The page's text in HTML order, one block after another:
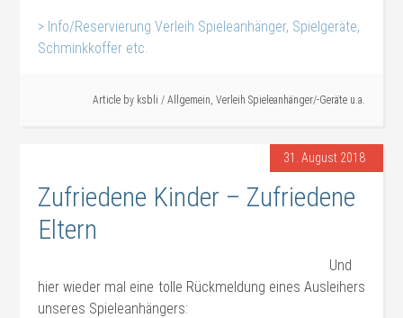
> Info/Reservierung Verleih Spieleanhänger, Spielgeräte,
Schminkkoffer etc.
Article by ksbli / Allgemein Verleih Spieleanhänger/-Geräte u.a.
31. August 2018
Zufriedene Kinder – Zufriedene
Eltern
Und
hier wieder mal eine tolle Rückmeldung eines Ausleihers
unseres Spieleanhängers: